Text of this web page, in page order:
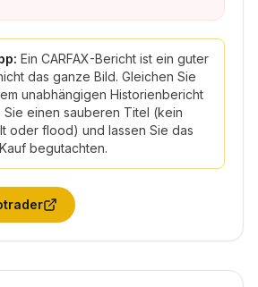
Ein CARFAX-Bericht ist ein guter
das ganze Bild. Gleichen Sie
unabhängigen Historienbericht
einen sauberen Titel (kein
oder flood) und lassen Sie das
begutachten.